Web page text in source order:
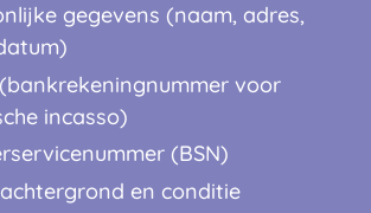
gegevens (naam, adres,
voor
incasso)
(BSN)
en conditie